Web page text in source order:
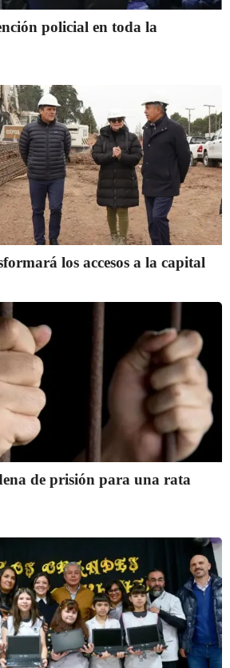
policial en toda la
los accesos a la capital
de prisión para una rata